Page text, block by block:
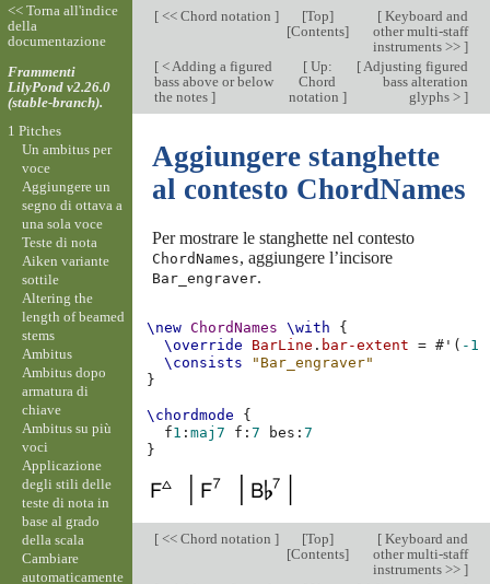
[<< Chord notation ] [Top]
[Contents]
[Keyboard and
other multi-staff
instruments >> ]
[< Adding a figured
bass above or below
the notes ]
[Up:
Chord
notation ]
[Adjusting figured
bass alteration
glyphs > ]
Aggiungere stanghette
al contesto ChordNames
Per mostrare le stanghette nel contesto
ChordNames, aggiungere l’incisore
Bar_engraver.
\new ChordNames \with
{
\override
BarLine . bar-extent = # ' ( -1
\consists
"Bar_engraver"
}
\chordmode
{
f1 :maj7 f :7 bes :7
}
[<< Chord notation ] [Top]
[Contents]
[Keyboard and
other multi-staff
instruments >> ]
<< Torna all'indice
della
documentazione
Frammenti
LilyPond v2.26.0
(stable-branch).
1 Pitches
Un ambitus per
voce
Aggiungere un
segno di ottava a
una sola voce
Teste di nota
Aiken variante
sottile
Altering the
length of beamed
stems
Ambitus
Ambitus dopo
armatura di
chiave
Ambitus su più
voci
Applicazione
degli stili delle
teste di nota in
base al grado
della scala
Cambiare
automaticamente